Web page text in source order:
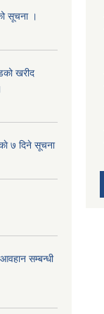
सूचना ।
खरीद
७ दिने सूचना
सम्बन्धी